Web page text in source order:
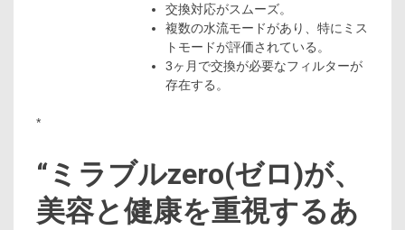
交換対応がスムーズ。
複数の水流モードがあり、特にミス
トモードが評価されている。
3ヶ月で交換が必要なフィルターが
存在する。
*
“ミラブルzero(ゼロ)が、
美容と健康を重視するあ